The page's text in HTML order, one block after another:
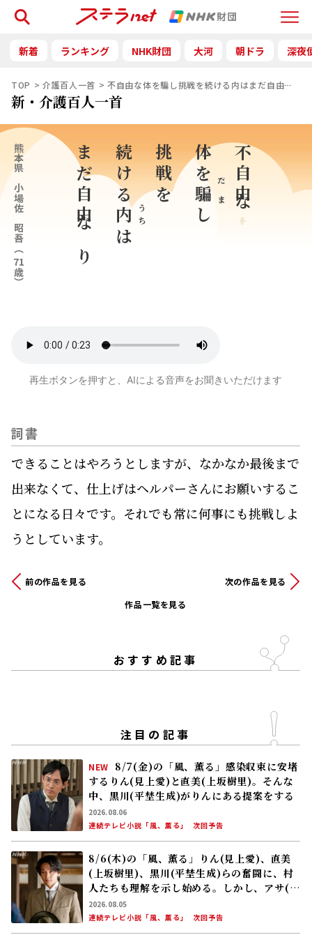
Menu
検索
新着 ランキング NHK財団 大河 朝ドラ 深夜
TOP 介護百人一首 不自由な体を騙し挑戦を続ける内はまだ自由なり
新・介護百人一首
不自由な
体を
騙 だま
し
挑戦を
続ける
内 うち
は
まだ自由なり
熊本県
小場佐 昭吾
（
71
歳）
再生ボタンを押すと、AIによる音声をお聞きいただけます
詞書
できることはやろうとしますが、なかなか最後まで
出来なくて、仕上げはヘルパーさんにお願いするこ
とになる日々です。それでも常に何事にも挑戦しよ
うとしています。
前の作品を見る
作品一覧を見る
次の作品を見る
おすすめ記事
注目の記事
NEW
8/7(金)の「風、薫る」感染収束に安堵
するりん(見上愛)と直美(上坂樹里)。そんな
中、黒川(平埜生成)がりんにある提案をする
2026.08.06
連続テレビ小説「風、薫る」
次回予告
8/6(木)の「風、薫る」りん(見上愛)、直美
(上坂樹里)、黒川(平埜生成)らの奮闘に、村
人たちも理解を示し始める。しかし、アサ(美
山加恋)の容体はなかなか改善せず……
2026.08.05
連続テレビ小説「風、薫る」
次回予告